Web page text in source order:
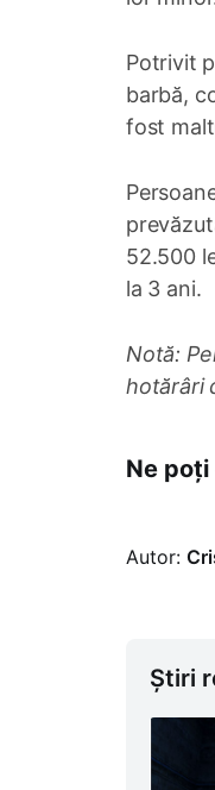
Potrivit
barbă,
fost
52.500
la 3 ani.
Notă:
hotărâri
Ne
Autor:
Știri